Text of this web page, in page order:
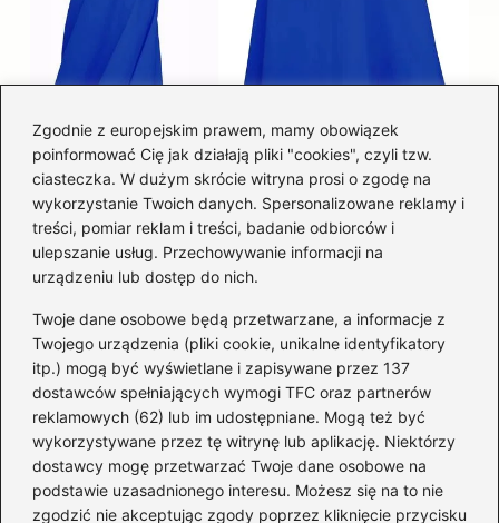
Zgodnie z europejskim prawem, mamy obowiązek
poinformować Cię jak działają pliki "cookies", czyli tzw.
ciasteczka. W dużym skrócie witryna prosi o zgodę na
wykorzystanie Twoich danych. Spersonalizowane reklamy i
treści, pomiar reklam i treści, badanie odbiorców i
ulepszanie usług. Przechowywanie informacji na
urządzeniu lub dostęp do nich.
Twoje dane osobowe będą przetwarzane, a informacje z
Twojego urządzenia (pliki cookie, unikalne identyfikatory
itp.) mogą być wyświetlane i zapisywane przez 137
dostawców spełniających wymogi TFC oraz partnerów
reklamowych (62) lub im udostępniane. Mogą też być
wykorzystywane przez tę witrynę lub aplikację. Niektórzy
dostawcy mogę przetwarzać Twoje dane osobowe na
podstawie uzasadnionego interesu. Możesz się na to nie
zgodzić nie akceptując zgody poprzez kliknięcie przycisku
Łatwy sposób jak skrócić spódnicę z
półkoła w domu
Kategorie
Akcesoria(29)
Buty(223)
Dodatki(59)
Dziecko(101)
Kobieta(39)
Moda(109)